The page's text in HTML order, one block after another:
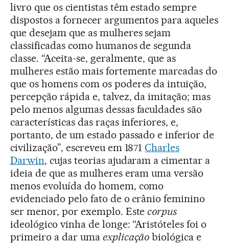
livro que os cientistas têm estado sempre
dispostos a fornecer argumentos para aqueles
que desejam que as mulheres sejam
classificadas como humanos de segunda
classe. “Aceita-se, geralmente, que as
mulheres estão mais fortemente marcadas do
que os homens com os poderes da intuição,
percepção rápida e, talvez, da imitação; mas
pelo menos algumas dessas faculdades são
características das raças inferiores, e,
portanto, de um estado passado e inferior de
civilização”, escreveu em 1871Charles
Darwin, cujas teorias ajudaram a cimentar a
ideia de que as mulheres eram uma versão
menos evoluída do homem, como
evidenciado pelo fato de o crânio feminino
ser menor, por exemplo. Estecorpus
ideológico vinha de longe: “Aristóteles foi o
primeiro a dar uma explicação biológica e